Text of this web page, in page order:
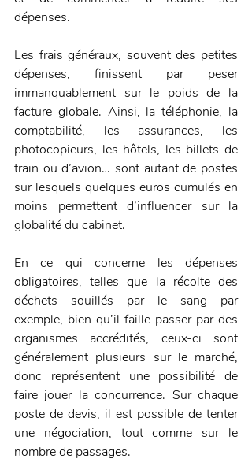
dépenses.
Les frais généraux, souvent des petites
dépenses, finissent par peser
immanquablement sur le poids de la
facture globale. Ainsi, la téléphonie, la
comptabilité, les assurances, les
photocopieurs, les hôtels, les billets de
train ou d’avion… sont autant de postes
sur lesquels quelques euros cumulés en
moins permettent d’influencer sur la
globalité du cabinet.
En ce qui concerne les dépenses
obligatoires, telles que la récolte des
déchets souillés par le sang par
exemple, bien qu’il faille passer par des
organismes accrédités, ceux-ci sont
généralement plusieurs sur le marché,
donc représentent une possibilité de
faire jouer la concurrence. Sur chaque
poste de devis, il est possible de tenter
une négociation, tout comme sur le
nombre de passages.